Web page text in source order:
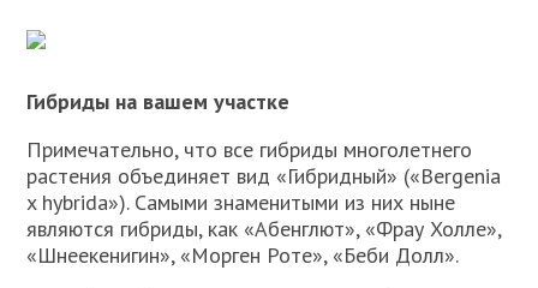
Гибриды на вашем участке
Примечательно, что все гибриды многолетнего
растения объединяет вид «Гибридный» («Bergenia
x hybrida»). Самыми знаменитыми из них ныне
являются гибриды, как «Абенглют», «Фрау Холле»,
«Шнеекенигин», «Морген Роте», «Беби Долл».